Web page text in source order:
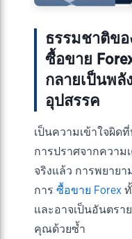
ธรรมชาติขอ
ซื้อขาย
กลายเป็นพลั
อุปสรรค
เป็นความเข้าใจผิด
การปราศจากความ
จริงแล้ว การพยาย
การ ซื้อขาย Forex
และอาจเป็นอันตรา
คุณด้วยซ้ำ